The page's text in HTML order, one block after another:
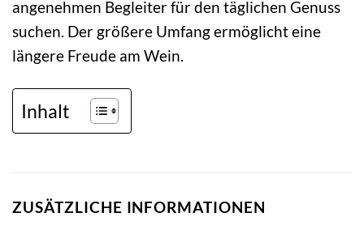
angenehmen Begleiter für den täglichen Genuss
suchen. Der größere Umfang ermöglicht eine
längere Freude am Wein.
Inhalt
ZUSÄTZLICHE INFORMATIONEN